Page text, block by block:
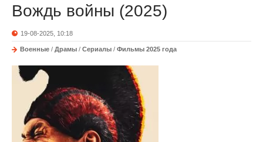
Вождь войны (2025)
19-08-2025, 10:18
Военные / Драмы / Сериалы / Фильмы 2025 года